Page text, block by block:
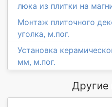
люка из плитки на
Монтаж плиточного
уголка, м.пог.
Установка
мм, м.пог.
Другие